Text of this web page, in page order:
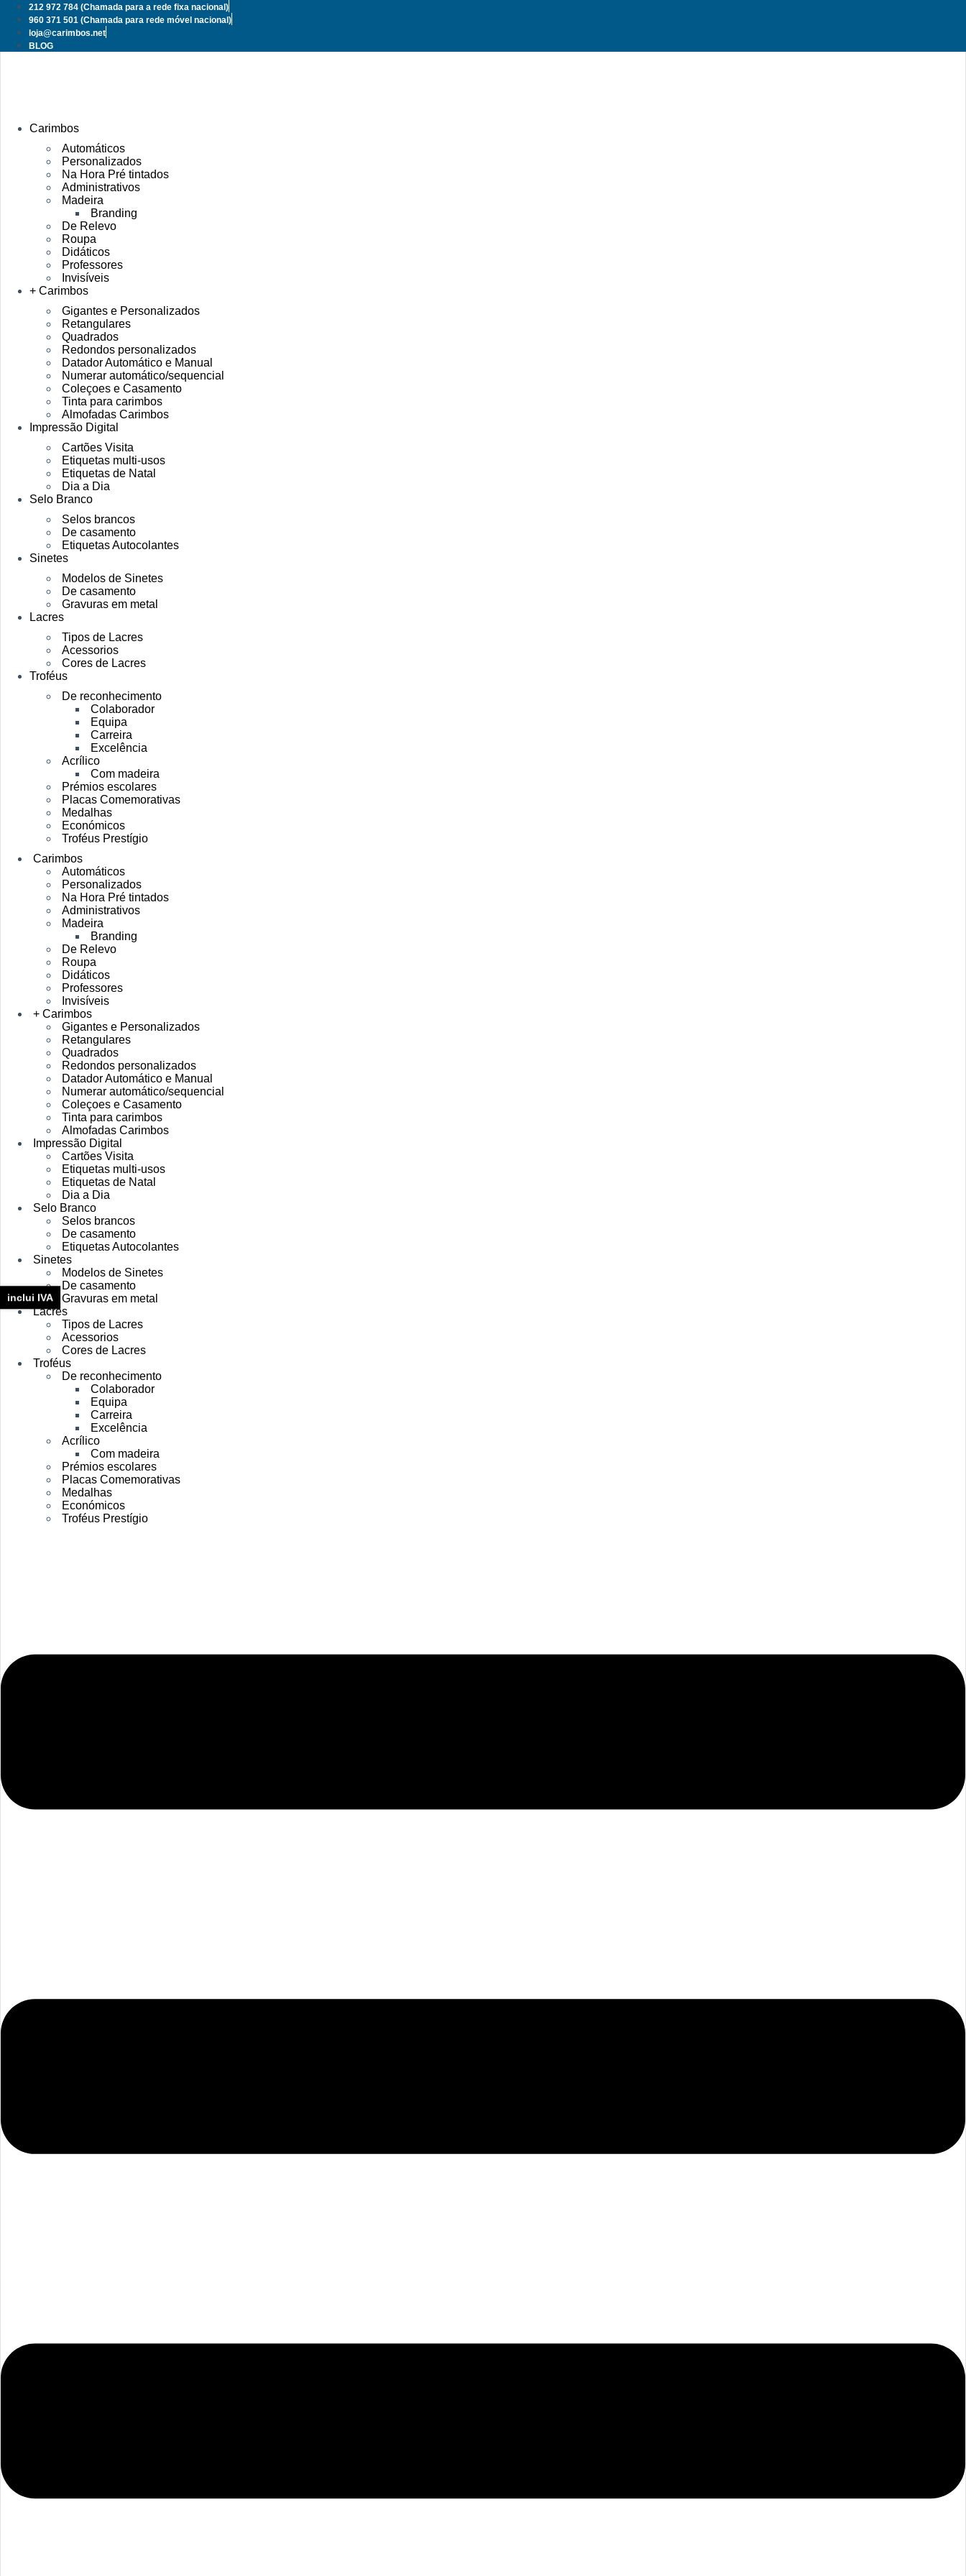
Pular
para
conteúdo
212 972 784 (Chamada para a rede fixa nacional)
960 371 501 (Chamada para rede móvel nacional)
loja@carimbos.net
BLOG
Carimbos
Automáticos
Personalizados
Na Hora Pré tintados
Administrativos
Madeira
Branding
De Relevo
Roupa
Didáticos
Professores
Invisíveis
+ Carimbos
Gigantes e Personalizados
Retangulares
Quadrados
Redondos personalizados
Datador Automático e Manual
Numerar automático/sequencial
Coleçoes e Casamento
Tinta para carimbos
Almofadas Carimbos
Impressão Digital
Cartões Visita
Etiquetas multi-usos
Etiquetas de Natal
Dia a Dia
Selo Branco
Selos brancos
De casamento
Etiquetas Autocolantes
Sinetes
Modelos de Sinetes
De casamento
Gravuras em metal
Lacres
Tipos de Lacres
Acessorios
Cores de Lacres
Troféus
De reconhecimento
Colaborador
Equipa
Carreira
Excelência
Acrílico
Com madeira
Prémios escolares
Placas Comemorativas
Medalhas
Económicos
Troféus Prestígio
Carimbos
Automáticos
Personalizados
Na Hora Pré tintados
Administrativos
Madeira
Branding
De Relevo
Roupa
Didáticos
Professores
Invisíveis
+ Carimbos
Gigantes e Personalizados
Retangulares
Quadrados
Redondos personalizados
Datador Automático e Manual
Numerar automático/sequencial
Coleçoes e Casamento
Tinta para carimbos
Almofadas Carimbos
Impressão Digital
Cartões Visita
Etiquetas multi-usos
Etiquetas de Natal
Dia a Dia
Selo Branco
Selos brancos
De casamento
Etiquetas Autocolantes
Sinetes
Modelos de Sinetes
De casamento
Gravuras em metal
Lacres
Tipos de Lacres
Acessorios
Cores de Lacres
Troféus
De reconhecimento
Colaborador
Equipa
Carreira
Excelência
Acrílico
Com madeira
Prémios escolares
Placas Comemorativas
Medalhas
Económicos
Troféus Prestígio
inclui IVA